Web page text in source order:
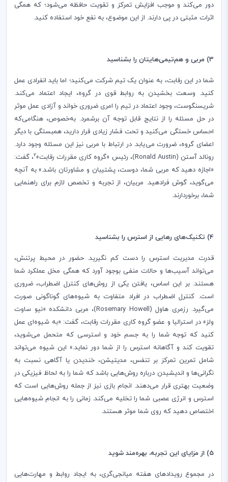
دور می‌کند و موجب افزایش تمرکز و تقویت حافظه می‌شود؛ که همگی
اثرات مثبتی در پی دارند. از این موضوع، به نفع خود استفاده کنید.
3) مربی و هم‌تیمی‌هایتان را بشناسید
شما در این رقابت، به عنوان یک تیم شرکت می‌کنید؛ اما باید انفرادی عمل
کنید. وسعت بخشیدن به روابط قوی در گروه، ایجاد اعتماد می‌کند.
شریسنگوست، وجود اعتماد در تیم را امری ضروری خواند و آزادی عمل موثر
در حل مسئله را از نتایج قابل توجه آن برشمرد. به‌خصوص، هنگامی‌که
احساس خستگی می‌کنید و تحت فشار زیادی قرار دارید، همبستگی با دیگر
اعضای گروه، ضرورت می‌یابد. در ارتباط با مربی نیز این مسئله وجود دارد.
رونالد آستن (Ronald Austin)، رئیس «گروه کاری مقررات رقابت»2، گفت:
«اجازه دهید که مربی شما، دوست، پشتیبان و مشاورتان باشد.» به آنچه
می‌گوید، گوش فرادهید. مربیان، از تجربه و تخصص لازم برای راهنمایی
شما، برخوردارند.
4) تکنیک‌های رهایی از استرس را بشناسید
قدرت مدیریت استرس را دست کم نگیرید. حضور در محیط پرتنش،
می‌تواند آسیب‌ها و حالات منفی بوجود آورد که همگی مخل عملکرد شما
هستند. بر این اساس، یافتن یکی از روش‌های کنترل اضطراب، ضروری
است. کنترل اضطراب در افراد متفاوت به شیوه‌های گوناگونی صورت
می‌گیرد. رزمری هاول (Rosemary Howell)، مربی دانشکده «نیو ساوت
ولز» در استرالیا و عضو گروه کاری مقررات رقابت، گفت: «به شیوه‌ای عمل
کنید که توجه شما را به جسم خود و استرسی که متحمل می‌شوید،
تقویت کند و آگاهانه استرس را از شما دور نماید.» این شیوه می‌تواند
شامل تمرین تمرکز بر تنفس، مدیتیشن، خندیدن یا آگاهی نسبت به
نگرانی‌ها و اندیشیدن درباره روش‌هایی باشد که شما را به لحاظ فیزیکی در
وضعیت بهتری قرار می‌دهند. انجام بازی نیز از جمله روش‌هایی است که
استرس و انرژی عصبی شما را تخلیه می‌کند. زمانی را به انجام شیوه‌هایی
اختصاص دهید که روی شما موثر هستند.
5) از مزایای این تجربه، بهره‌مند شوید
در مجموع رویدادهای هفته میانجی‌گری، به ایجاد روابط و مهارت‌هایی